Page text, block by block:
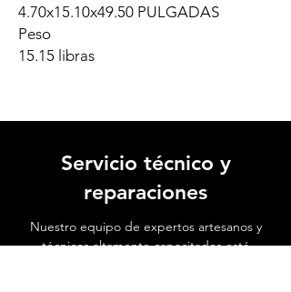
4.70x15.10x49.50 PULGADAS
Peso
15.15 libras
Servicio técnico y
reparaciones
Nuestro equipo de expertos artesanos y
técnicos altamente capacitados está